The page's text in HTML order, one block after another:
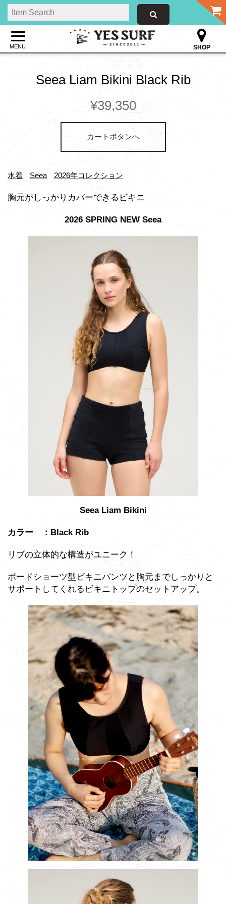
MENU SHOP
Seea Liam Bikini Black Rib
¥39,350
カートボタンへ
水着 Seea 2026年コレクション
胸元がしっかりカバーできるビキニ
2026 SPRING NEW Seea
Seea Liam Bikini
カラー ：Black Rib
リブの立体的な構造がユニーク！
ボードショーツ型ビキニパンツと胸元までしっかりと
サポートしてくれるビキニトップのセットアップ。